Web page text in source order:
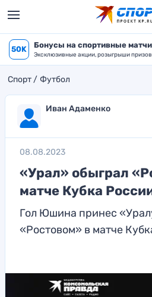
50K Бонусы на спортивные матчи
Эксклюзивные акции, розыгрыши призов
Спорт Футбол
Иван Адаменко
08.08.2023
«Урал» обыграл
матче Кубка
Гол Юшина принес
«Ростовом» в матче